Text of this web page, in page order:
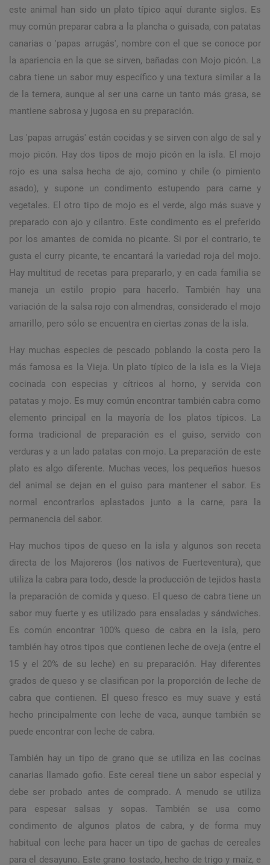
este animal han sido un plato típico aquí durante siglos. Es
muy común preparar cabra a la plancha o guisada, con patatas
canarias o 'papas arrugás', nombre con el que se conoce por
la apariencia en la que se sirven, bañadas con Mojo picón. La
cabra tiene un sabor muy específico y una textura similar a la
de la ternera, aunque al ser una carne un tanto más grasa, se
mantiene sabrosa y jugosa en su preparación.
Las 'papas arrugás' están cocidas y se sirven con algo de sal y
mojo picón. Hay dos tipos de mojo picón en la isla. El mojo
rojo es una salsa hecha de ajo, comino y chile (o pimiento
asado), y supone un condimento estupendo para carne y
vegetales. El otro tipo de mojo es el verde, algo más suave y
preparado con ajo y cilantro. Este condimento es el preferido
por los amantes de comida no picante. Si por el contrario, te
gusta el curry picante, te encantará la variedad roja del mojo.
Hay multitud de recetas para prepararlo, y en cada familia se
maneja un estilo propio para hacerlo. También hay una
variación de la salsa rojo con almendras, considerado el mojo
amarillo, pero sólo se encuentra en ciertas zonas de la isla.
Hay muchas especies de pescado poblando la costa pero la
más famosa es la Vieja. Un plato típico de la isla es la Vieja
cocinada con especias y cítricos al horno, y servida con
patatas y mojo. Es muy común encontrar también cabra como
elemento principal en la mayoría de los platos típicos. La
forma tradicional de preparación es el guiso, servido con
verduras y a un lado patatas con mojo. La preparación de este
plato es algo diferente. Muchas veces, los pequeños huesos
del animal se dejan en el guiso para mantener el sabor. Es
normal encontrarlos aplastados junto a la carne, para la
permanencia del sabor.
Hay muchos tipos de queso en la isla y algunos son receta
directa de los Majoreros (los nativos de Fuerteventura), que
utiliza la cabra para todo, desde la producción de tejidos hasta
la preparación de comida y queso. El queso de cabra tiene un
sabor muy fuerte y es utilizado para ensaladas y sándwiches.
Es común encontrar 100% queso de cabra en la isla, pero
también hay otros tipos que contienen leche de oveja (entre el
15 y el 20% de su leche) en su preparación. Hay diferentes
grados de queso y se clasifican por la proporción de leche de
cabra que contienen. El queso fresco es muy suave y está
hecho principalmente con leche de vaca, aunque también se
puede encontrar con leche de cabra.
También hay un tipo de grano que se utiliza en las cocinas
canarias llamado gofio. Este cereal tiene un sabor especial y
debe ser probado antes de comprado. A menudo se utiliza
para espesar salsas y sopas. También se usa como
condimento de algunos platos de cabra, y de forma muy
habitual con leche para hacer un tipo de gachas de cereales
para el desayuno. Este grano tostado, hecho de trigo y maíz, e